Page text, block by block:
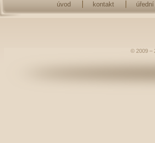
úvod kontakt
© 2009 –